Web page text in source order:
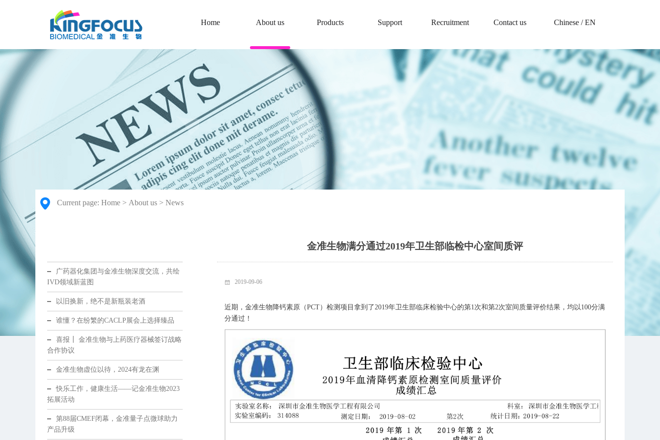
Home About us Products Support Recruitment Contact us Chinese /EN
Current page: Home > About us > News
广药器化集团与金准生物深度交流，共绘
IVD领域新蓝图
以旧换新，绝不是新瓶装老酒
谁懂？在纷繁的CACLP展会上选择臻品
喜报┃ 金准生物与上药医疗器械签订战略
合作协议
金准生物虚位以待，2024有龙在渊
快乐工作，健康生活——记金准生物2023
拓展活动
第88届CMEF闭幕，金准量子点微球助力
产品升级
金准生物满分通过2019年卫生部临检中心室间质评
2019-09-06
近期，金准生物降钙素原（PCT）检测项目拿到了2019年卫生部临床检验中心的第1次和第2次室间质量评价结果，均以100分满
分通过！